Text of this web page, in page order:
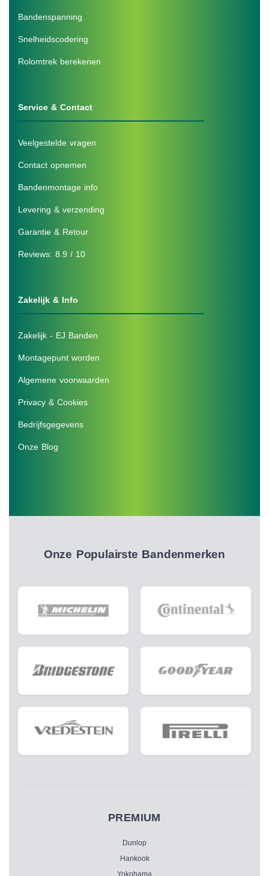
Bandenspanning
Snelheidscodering
Rolomtrek berekenen
Service & Contact
Veelgestelde vragen
Contact opnemen
Bandenmontage info
Levering & verzending
Garantie & Retour
Reviews: 8.9 / 10
Zakelijk & Info
Zakelijk - EJ Banden
Montagepunt worden
Algemene voorwaarden
Privacy & Cookies
Bedrijfsgegevens
Onze Blog
Onze Populairste Bandenmerken
PREMIUM
Dunlop
Hankook
Yokohama